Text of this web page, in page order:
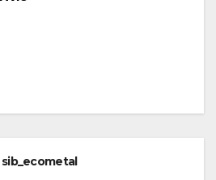
sib_ecometal